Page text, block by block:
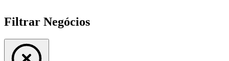
Filtrar Negócios